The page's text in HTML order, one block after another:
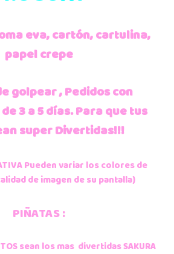
eva, cartón, cartulina,
papel crepe
golpear , Pedidos con
3 a 5 días.Para que tus
super Divertidas!!!
Pueden variar los colores de
de imagen de su pantalla)
PIÑATAS :
sean los mas divertidas SAKURA